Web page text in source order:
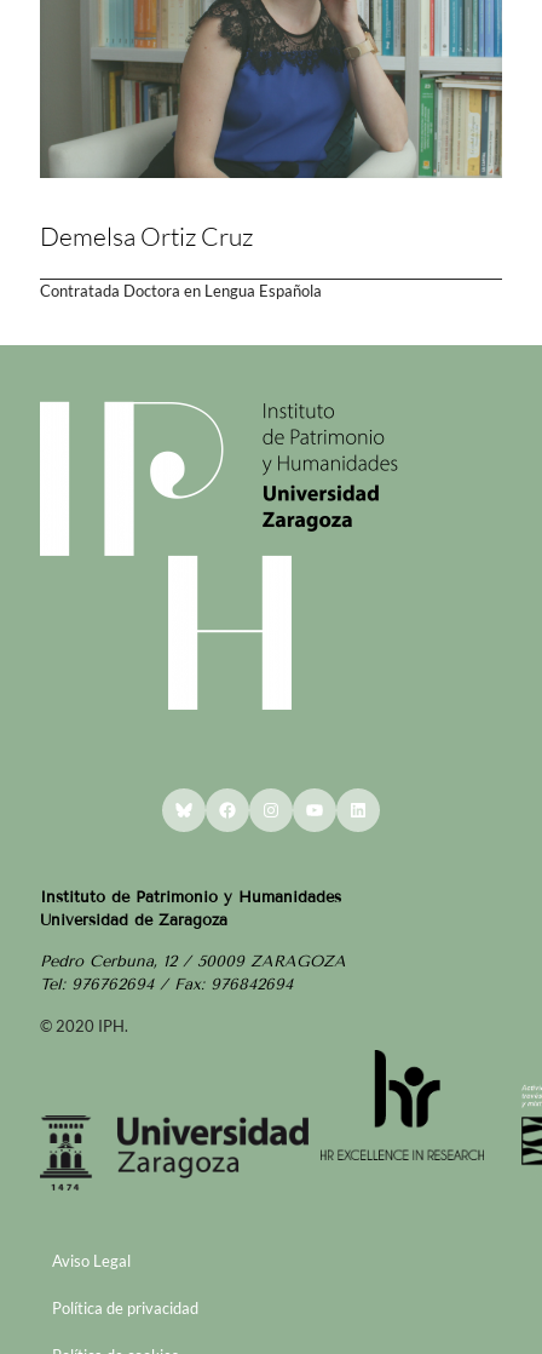
Demelsa Ortiz Cruz
Contratada Doctora en Lengua Española
BlueskyFacebookInstagram
YouTubeLinkedIn
Instituto de Patrimonio y Humanidades
Universidad de Zaragoza
Pedro Cerbuna, 12 / 50009 ZARAGOZA
Tel: 976762694 / Fax: 976842694
© 2020 IPH.
Aviso Legal
Política de privacidad